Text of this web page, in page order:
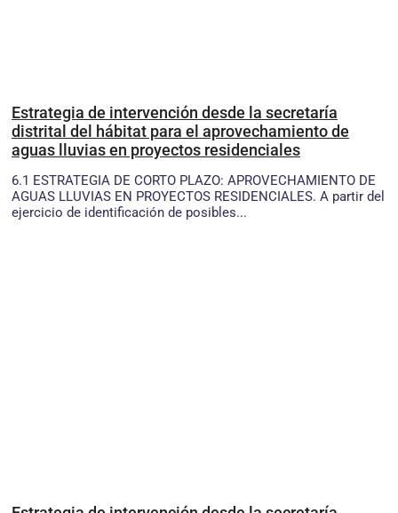
Estrategia de intervención desde la secretaría
distrital del hábitat para el aprovechamiento de
aguas lluvias en proyectos residenciales
6.1 ESTRATEGIA DE CORTO PLAZO: APROVECHAMIENTO DE
AGUAS LLUVIAS EN PROYECTOS RESIDENCIALES. A partir del
ejercicio de identificación de posibles...